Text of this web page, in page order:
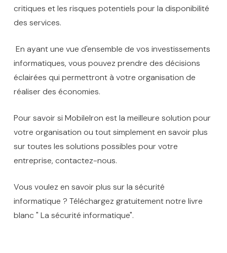
critiques et les risques potentiels pour la disponibilité
des services.
En ayant une vue d'ensemble de vos investissements
informatiques, vous pouvez prendre des décisions
éclairées qui permettront à votre organisation de
réaliser des économies.
Pour savoir si MobileIron est la meilleure solution pour
votre organisation ou tout simplement en savoir plus
sur toutes les solutions possibles pour votre
entreprise, contactez-nous.
Vous voulez en savoir plus sur la sécurité
informatique ? Téléchargez gratuitement notre livre
blanc " La sécurité informatique".